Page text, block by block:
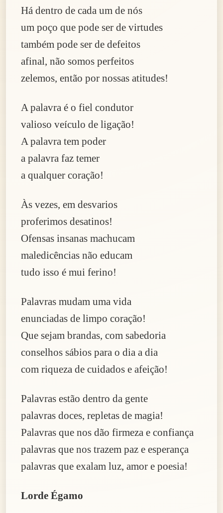
Há dentro de cada um de nós
um poço que pode ser de virtudes
também pode ser de defeitos
afinal, não somos perfeitos
zelemos, então por nossas atitudes!
A palavra é o fiel condutor
valioso veículo de ligação!
A palavra tem poder
a palavra faz temer
a qualquer coração!
Às vezes, em desvarios
proferimos desatinos!
Ofensas insanas machucam
maledicências não educam
tudo isso é mui ferino!
Palavras mudam uma vida
enunciadas de limpo coração!
Que sejam brandas, com sabedoria
conselhos sábios para o dia a dia
com riqueza de cuidados e afeição!
Palavras estão dentro da gente
palavras doces, repletas de magia!
Palavras que nos dão firmeza e confiança
palavras que nos trazem paz e esperança
palavras que exalam luz, amor e poesia!
Lorde Égamo